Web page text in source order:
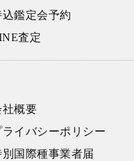
込鑑定会予約
査定
社概要
ライバシーポリシー
別国際種事業者届